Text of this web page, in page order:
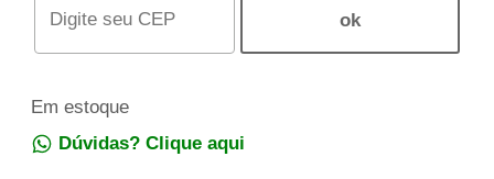
Em estoque
Dúvidas? Clique aqui